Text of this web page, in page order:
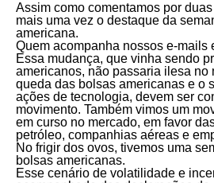
Assim como comentamos por
mais uma vez o destaque da
americana.
Quem acompanha nossos e-mails
Essa mudança, que vinha sendo
americanos, não passaria ilesa no
queda das bolsas americanas e o
ações de tecnologia, devem ser
movimento. Também vimos um
em curso no mercado, em favor
petróleo, companhias aéreas e
No frigir dos ovos, tivemos uma
bolsas americanas.
Esse cenário de volatilidade e